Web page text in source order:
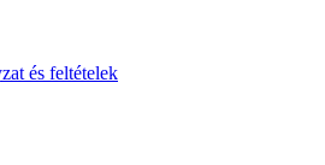
és feltételek